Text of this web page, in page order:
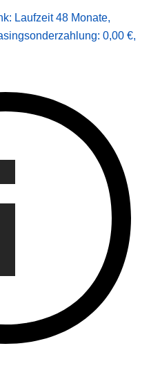
: Laufzeit 48 Monate,
0,00 €,